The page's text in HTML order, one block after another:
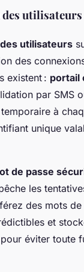
utilisateurs
utilisateurs
des
existent : portail
par SMS
temporaire à
unique
de passe
les
des mots de
et
éviter toute